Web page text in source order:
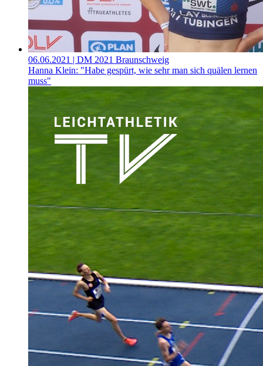
06.06.2021 | DM 2021 Braunschweig
Hanna Klein: "Habe gespürt, wie sehr man sich quälen lernen
muss"